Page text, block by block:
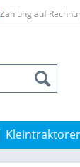
Zahlung auf